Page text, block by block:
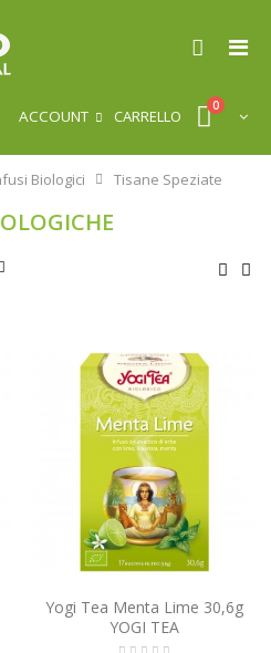
ACCOUNT CARRELLO
0
Biologici Tisane Speziate
Yogi Tea Menta Lime 30,6g
YOGI TEA